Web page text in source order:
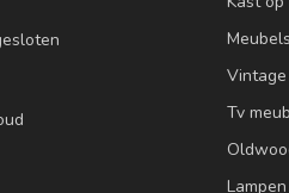
Tv
Lampen